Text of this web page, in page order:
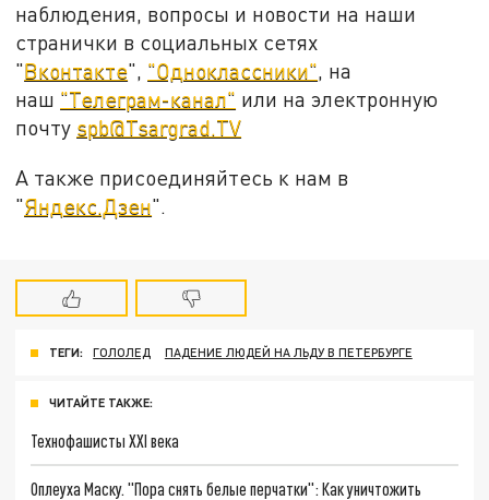
наблюдения, вопросы и новости на наши
странички в социальных сетях
"Вконтакте", "Одноклассники", на
наш "Телеграм-канал" или на электронную
почту spb@Tsargrad.TV
А также присоединяйтесь к нам в
"Яндекс.Дзен".
ТЕГИ: ГОЛОЛЕД ПАДЕНИЕ ЛЮДЕЙ НА ЛЬДУ В ПЕТЕРБУРГЕ
ЧИТАЙТЕ ТАКЖЕ:
Технофашисты XXI века
Оплеуха Маску. "Пора снять белые перчатки": Как уничтожить